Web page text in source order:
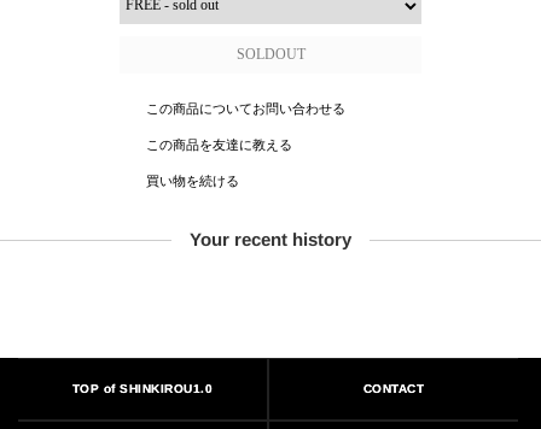
この商品についてお問い合わせる
この商品を友達に教える
買い物を続ける
Your recent history
TOP of SHINKIROU1.0 CONTACT